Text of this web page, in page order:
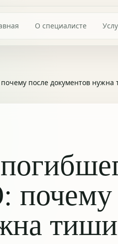
О специалисте
после документов нужна
почему